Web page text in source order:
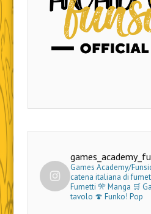
Games Academy/
catena italiana di
Fumetti 🎌 Manga 🛒
tavolo 🍄 Funko! Pop